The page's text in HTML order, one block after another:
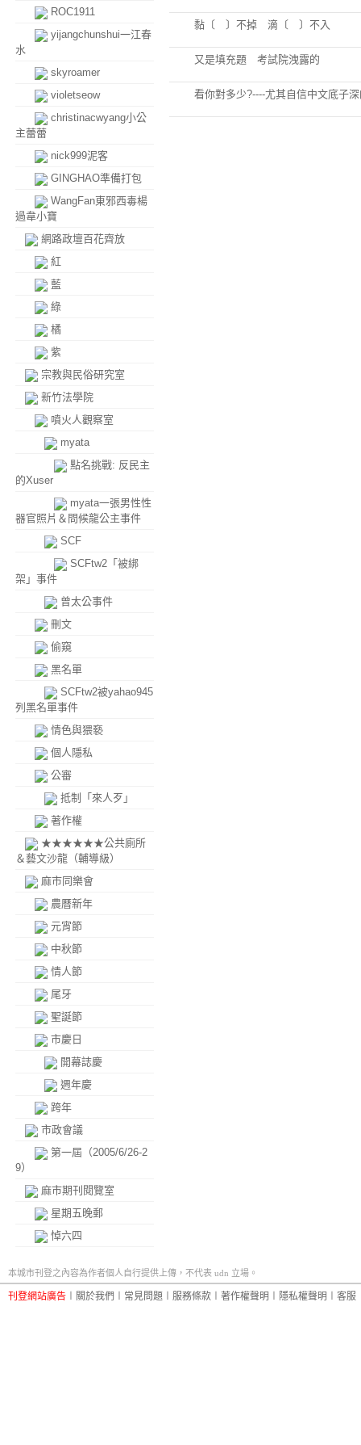
ROC1911
yijangchunshui一江春
水
skyroamer
violetseow
christinacwyang小公
主蕾蕾
nick999泥客
GINGHAO準備打包
WangFan東邪西毒楊
過韋小寶
網路政壇百花齊放
紅
藍
綠
橘
紫
宗教與民俗研究室
新竹法學院
噴火人觀察室
myata
點名挑戰: 反民主
的Xuser
myata一張男性性
器官照片＆問候龍公主事件
SCF
SCFtw2「被綁
架」事件
曾太公事件
刪文
偷窺
黑名單
SCFtw2被yahao945
列黑名單事件
情色與猥褻
個人隱私
公審
抵制「來人歹」
著作權
★★★★★★公共廁所
＆藝文沙龍（輔導級）
麻市同樂會
農曆新年
元宵節
中秋節
情人節
尾牙
聖誕節
市慶日
開幕誌慶
週年慶
跨年
市政會議
第一屆（2005/6/26-2
9）
麻市期刊閱覽室
星期五晚郵
悼六四
黏〔 〕不掉 滴〔 〕不入
又是填充題 考試院洩露的
看你對多少?----尤其自信中文底子
本城市刊登之內容為作者個人自行提供上傳，不代表 udn 立場。
刊登網站廣告 關於我們 常見問題 服務條款 著作權聲明 隱私權聲明 客服